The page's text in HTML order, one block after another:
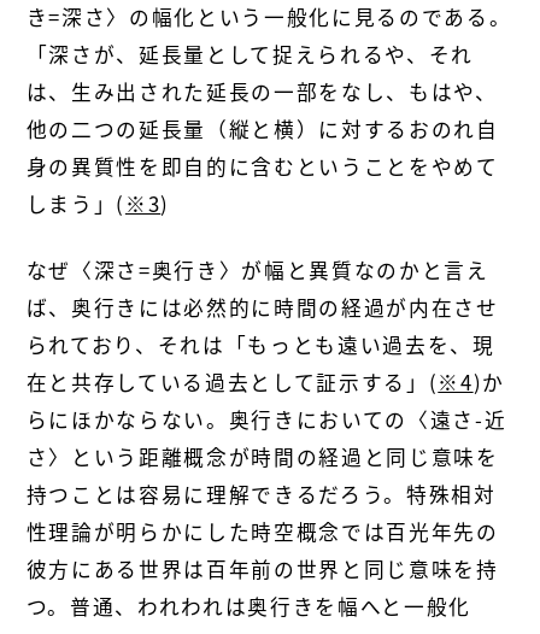
き=深さ〉の幅化という一般化に見るのである。
「深さが、延長量として捉えられるや、それ
は、生み出された延長の一部をなし、もはや、
他の二つの延長量（縦と横）に対するおのれ自
身の異質性を即自的に含むということをやめて
しまう」( ※3)
なぜ〈深さ=奥行き〉が幅と異質なのかと言え
ば、奥行きには必然的に時間の経過が内在させ
られており、それは「もっとも遠い過去を、現
在と共存している過去として証示する」(※4)か
らにほかならない。奥行きにおいての〈遠さ-近
さ〉という距離概念が時間の経過と同じ意味を
持つことは容易に理解できるだろう。特殊相対
性理論が明らかにした時空概念では百光年先の
彼方にある世界は百年前の世界と同じ意味を持
つ。普通、われわれは奥行きを幅へと一般化